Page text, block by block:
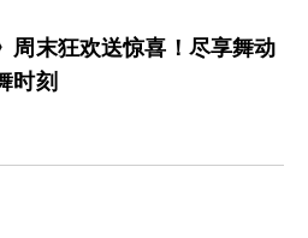
周末狂欢送惊喜！尽享舞动
时刻